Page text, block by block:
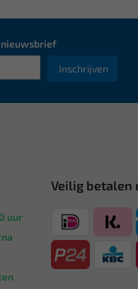
nieuwsbrief
Inschrijven
uur
Veilig betalen